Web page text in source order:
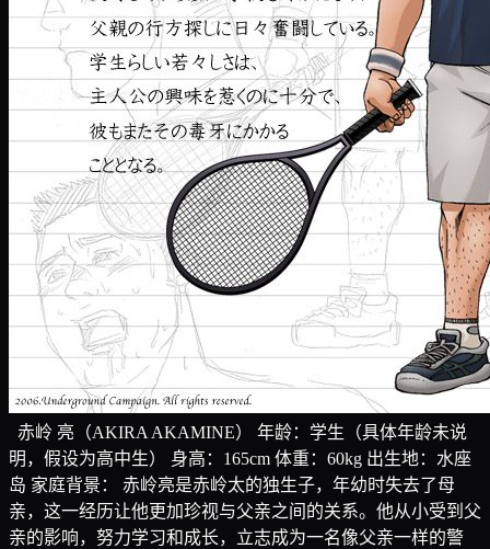
赤岭 亮（AKIRA AKAMINE） 年龄：学生（具体年龄未说
明，假设为高中生） 身高：165cm 体重：60kg 出生地：水座
岛 家庭背景： 赤岭亮是赤岭太的独生子，年幼时失去了母
亲，这一经历让他更加珍视与父亲之间的关系。他从小受到父
亲的影响，努力学习和成长，立志成为一名像父亲一样的警